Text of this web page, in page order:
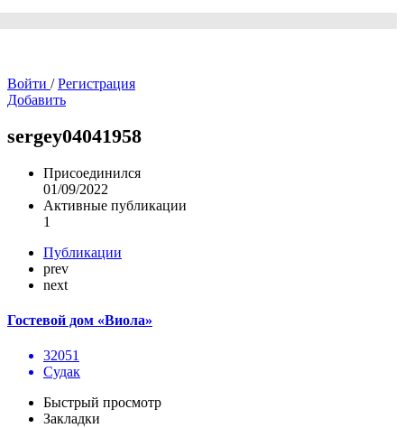
Войти / Регистрация
Добавить
sergey04041958
Присоединился
01/09/2022
Активные публикации
1
Публикации
prev
next
Гостевой дом «Виола»
32051
Судак
Быстрый просмотр
Закладки